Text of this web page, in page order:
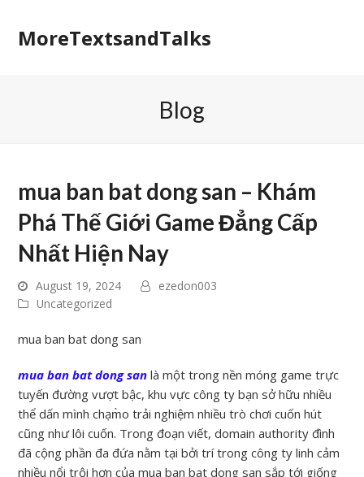
MoreTextsandTalks
Blog
mua ban bat dong san – Khám
Phá Thế Giới Game Đẳng Cấp
Nhất Hiện Nay
August 19, 2024
ezedon003
Uncategorized
mua ban bat dong san
mua ban bat dong san là một trong nền móng game trực
tuyến đường vượt bậc, khu vực công ty bạn sở hữu nhiều
thể dấn mình chạm̀o trải nghiệm nhiều trò chơi cuốn hút
cũng như lôi cuốn. Trong đoạn viết, domain authority đình
đã cộng phần đa đứa nằm tại bởi trí trong công ty linh cảm
nhiều nổi trội hơn của mua ban bat dong san sắp tới giống